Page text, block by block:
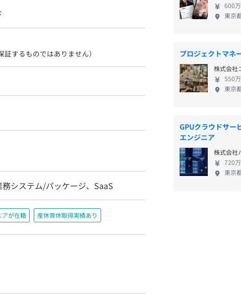
証するものではありません）
システム/パッケージ、SaaS
アが在籍 産休育休取得実績あり
600
東京
プロジェクトマネ
株式会社
550
東京
GPUクラウドサー
エンジニア
株式会社
720
東京